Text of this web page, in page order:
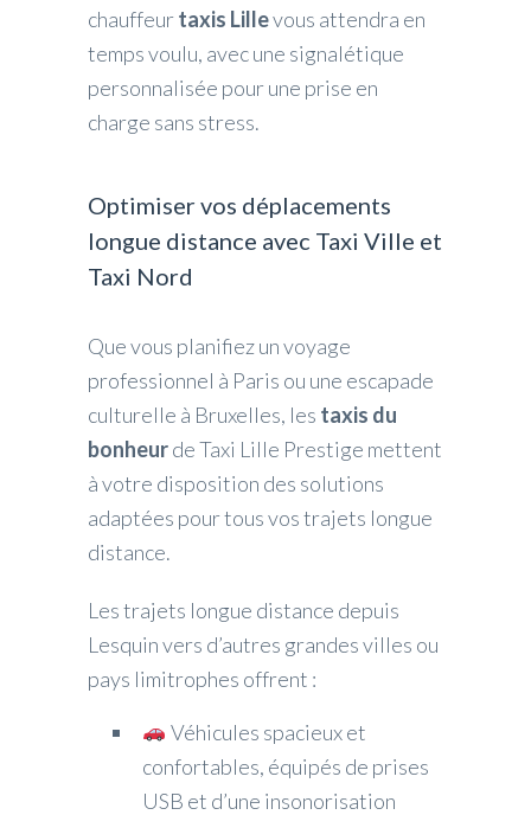
chauffeurtaxis Lillevous attendra en
temps voulu, avec une signalétique
personnalisée pour une prise en
charge sans stress.
Optimiser vos déplacements
longue distance avec Taxi Ville et
Taxi Nord
Que vous planifiez un voyage
professionnel à Paris ou une escapade
culturelle à Bruxelles, les taxis du
bonheurde Taxi Lille Prestige mettent
à votre disposition des solutions
adaptées pour tous vos trajets longue
distance.
Les trajets longue distance depuis
Lesquin vers d’autres grandes villes ou
pays limitrophes offrent :
Véhicules spacieux et
confortables, équipés de prises
USB et d’une insonorisation